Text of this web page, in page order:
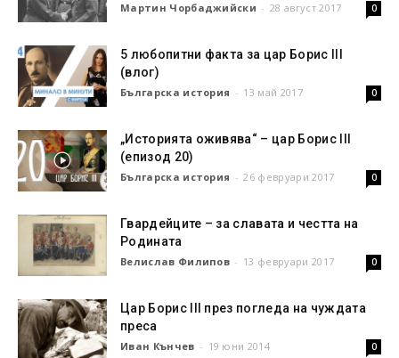
Мартин Чорбаджийски - 28 август 2017 0
5 любопитни факта за цар Борис III
(влог)
Българска история - 13 май 2017 0
„Историята оживява“ – цар Борис III
(епизод 20)
Българска история - 26 февруари 2017 0
Гвардейците – за славата и честта на
Родината
Велислав Филипов - 13 февруари 2017 0
Цар Борис III през погледа на чуждата
преса
Иван Кънчев - 19 юни 2014 0